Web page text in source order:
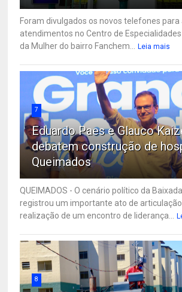
Foram divulgados os novos telefones para
atendimentos no Centro de
da Mulher do bairro Fanchem...
Leia mais
7
Eduardo Paes e Glauco
debatem construção de
Queimados
QUEIMADOS - O cenário político da
registrou um importante ato de
realização de um encontro de liderança...
8